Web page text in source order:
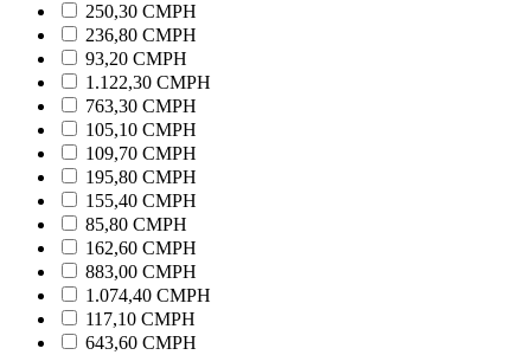
250,30 CMPH
236,80 CMPH
93,20 CMPH
1.122,30 CMPH
763,30 CMPH
105,10 CMPH
109,70 CMPH
195,80 CMPH
155,40 CMPH
85,80 CMPH
162,60 CMPH
883,00 CMPH
1.074,40 CMPH
117,10 CMPH
643,60 CMPH